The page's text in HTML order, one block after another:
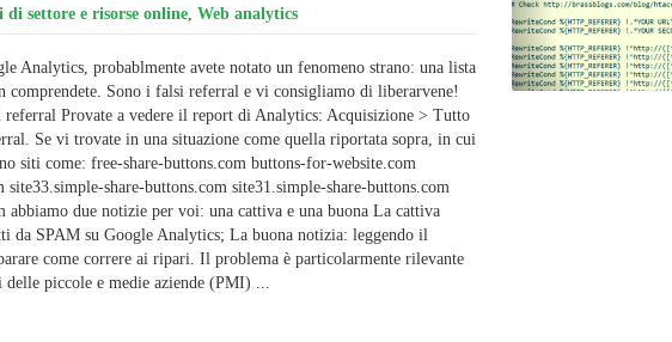
settore e risorse online, Web analytics
Analytics, probablmente avete notato un fenomeno strano: una lista
comprendete. Sono i falsi referral e vi consigliamo di liberarvene!
Provate a vedere il report di Analytics: Acquisizione > Tutto
Se vi trovate in una situazione come quella riportata sopra, in cui
siti come: free-share-buttons.com buttons-for-website.com
site33.simple-share-buttons.com site31.simple-share-buttons.com
abbiamo due notizie per voi: una cattiva e una buona La cattiva
da SPAM su Google Analytics; La buona notizia: leggendo il
come correre ai ripari. Il problema è particolarmente rilevante
delle piccole e medie aziende (PMI) ...